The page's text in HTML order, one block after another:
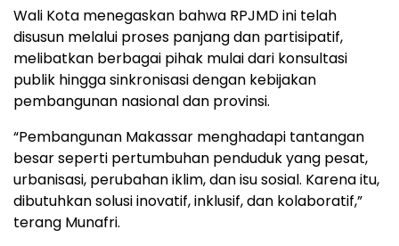
Wali Kota menegaskan bahwa RPJMD ini telah
disusun melalui proses panjang dan partisipatif,
melibatkan berbagai pihak mulai dari konsultasi
publik hingga sinkronisasi dengan kebijakan
pembangunan nasional dan provinsi.
“Pembangunan Makassar menghadapi tantangan
besar seperti pertumbuhan penduduk yang pesat,
urbanisasi, perubahan iklim, dan isu sosial. Karena itu,
dibutuhkan solusi inovatif, inklusif, dan kolaboratif,”
terang Munafri.